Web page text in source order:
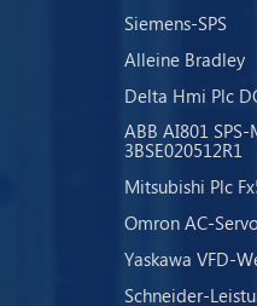
Siemens-SPS
Alleine Bradley
Delta Hmi Plc
ABB AI801
3BSE020512R1
Mitsubishi Plc
Omron AC-
Yaskawa VFD-
Schneider-